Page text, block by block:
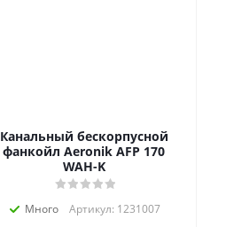
Канальный бескорпусной
фанкойл Aeronik AFP 170
WAH-K
Много Артикул: 1231007